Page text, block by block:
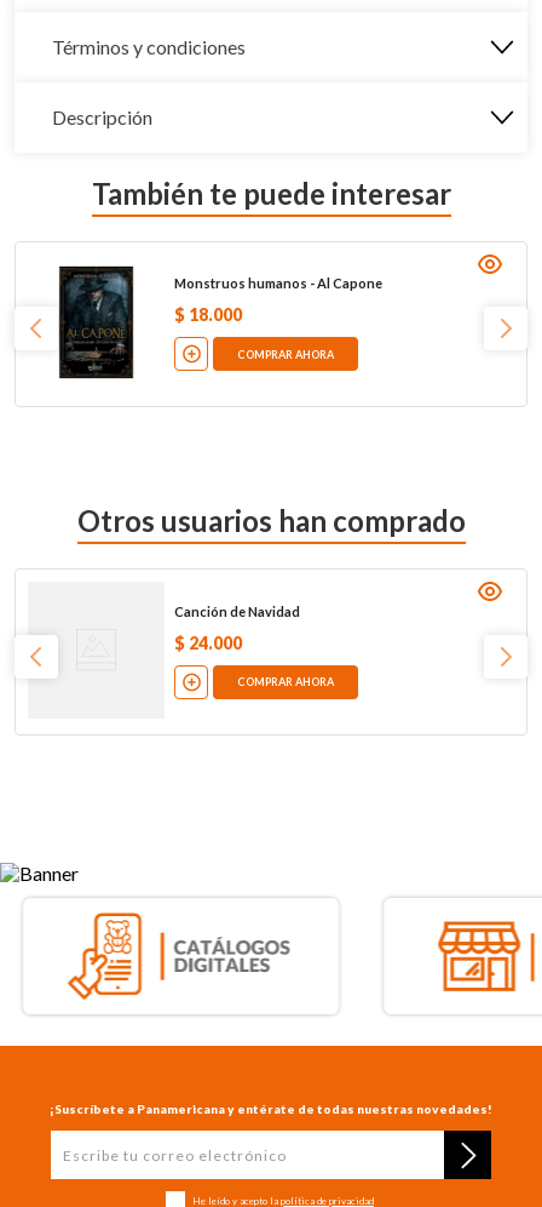
Términos y condiciones
Descripción
También te puede interesar
Monstruos humanos - Al Capone
$ 18.000
COMPRAR AHORA
Otros usuarios han comprado
Canción de Navidad
$ 24.000
COMPRAR AHORA
¡Suscríbete a Panamericana y entérate de todas nuestras novedades!
He leído y acepto la política de privacidad